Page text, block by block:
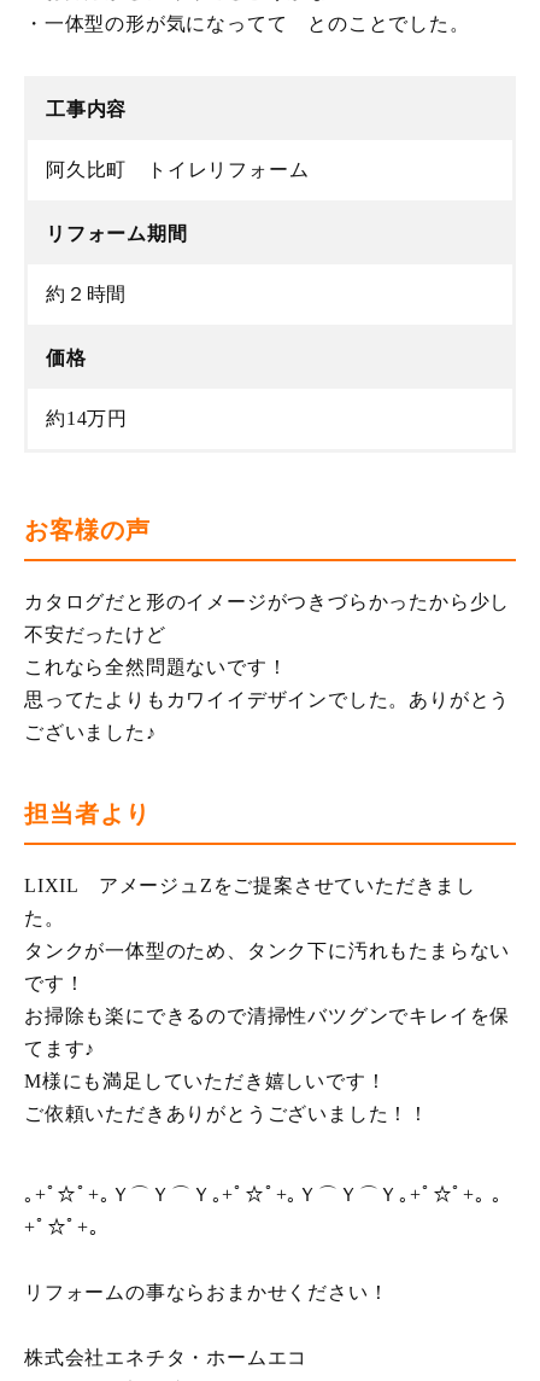
・一体型の形が気になってて とのことでした。
工事内容
阿久比町 トイレリフォーム
リフォーム期間
約２時間
価格
約14万円
お客様の声
カタログだと形のイメージがつきづらかったから少し
不安だったけど
これなら全然問題ないです！
思ってたよりもカワイイデザインでした。ありがとう
ございました♪
担当者より
LIXIL アメージュZをご提案させていただきまし
た。
タンクが一体型のため、タンク下に汚れもたまらない
です！
お掃除も楽にできるので清掃性バツグンでキレイを保
てます♪
M様にも満足していただき嬉しいです！
ご依頼いただきありがとうございました！！
｡+ﾟ☆ﾟ+｡Ｙ⌒Ｙ⌒Ｙ｡+ﾟ☆ﾟ+｡Ｙ⌒Ｙ⌒Ｙ｡+ﾟ☆ﾟ+｡ ｡
+ﾟ☆ﾟ+｡
リフォームの事ならおまかせください！
株式会社エネチタ・ホームエコ